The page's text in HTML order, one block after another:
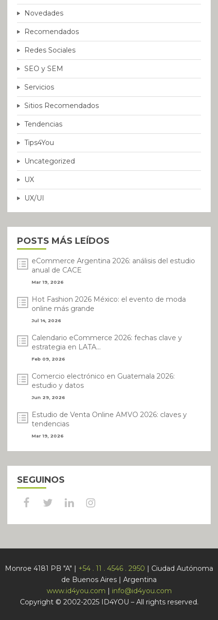
Novedades
Recomendados
Redes Sociales
SEO y SEM
Servicios
Sitios Recomendados
Tendencias
Tips4You
Uncategorized
UX
UX/UI
POSTS MÁS LEÍDOS
eCommerce Argentina 2026: análisis del estudio
anual de CACE
Mar 19, 2026
Hot Fashion 2026 México: el evento de moda
online más grande
Jul 14, 2026
Calendario eCommerce 2026: fechas clave y
estrategia en LATA...
Feb 09, 2026
Comercio electrónico en Guatemala 2026:
estudio y datos
Jun 29, 2026
Estudio de Venta Online AMVO 2026: claves y
tendencias
Mar 19, 2026
SEGUINOS
Monroe 4181 PB "A" | +54 . 11 . 4546 . 2950 | Ciudad Autónoma
de Buenos Aires | Argentina
www.id4you.com | info@id4you.com
Copyright © 2002-2025 ID4YOU – All rights reserved.